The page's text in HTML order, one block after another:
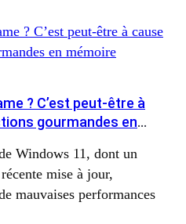
? C’est peut-être à
gourmandes en
Windows 11, dont un
mise à jour,
mauvaises performances